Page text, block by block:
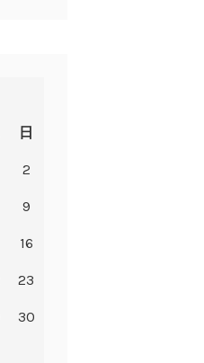
日
2
9
16
23
30